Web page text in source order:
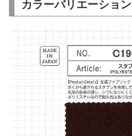
カラーバリエーション